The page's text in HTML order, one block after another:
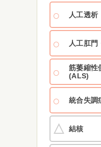
人工透析
人工肛門
筋萎縮性
(ALS)
統合失調
結核